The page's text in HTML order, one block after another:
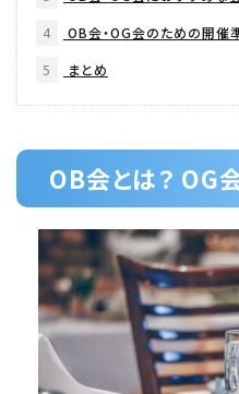
4
OB会・OG会のための開催
5
まとめ
OB会とは？ OG